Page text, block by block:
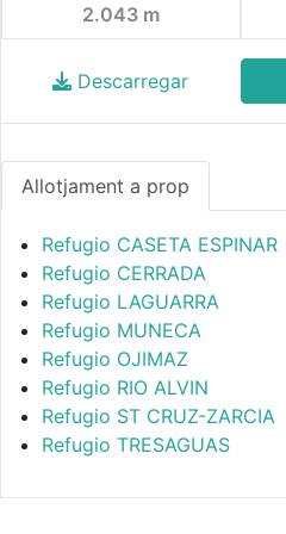
2.043 m
Descarregar
Allotjament a prop
Refugio CASETA ESPINAR
Refugio CERRADA
Refugio LAGUARRA
Refugio MUNECA
Refugio OJIMAZ
Refugio RIO ALVIN
Refugio ST CRUZ-ZARCIA
Refugio TRESAGUAS